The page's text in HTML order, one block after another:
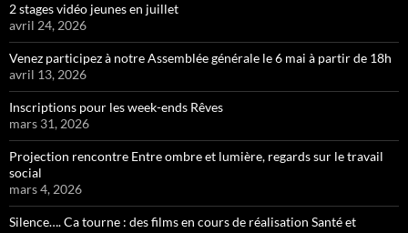
2 stages vidéo jeunes en juillet
avril 24, 2026
Venez participez à notre Assemblée générale le 6 mai à partir de 18h
avril 13, 2026
Inscriptions pour les week-ends Rêves
mars 31, 2026
Projection rencontre Entre ombre et lumière, regards sur le travail
social
mars 4, 2026
Silence…. Ca tourne : des films en cours de réalisation Santé et